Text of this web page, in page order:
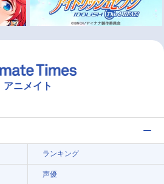
アニメイト
ランキング
声優